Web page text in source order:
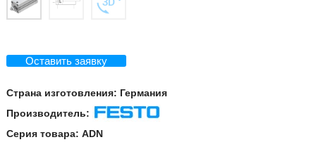
Оставить заявку
Страна изготовления: Германия
Производитель:
Festo
Серия товара: ADN